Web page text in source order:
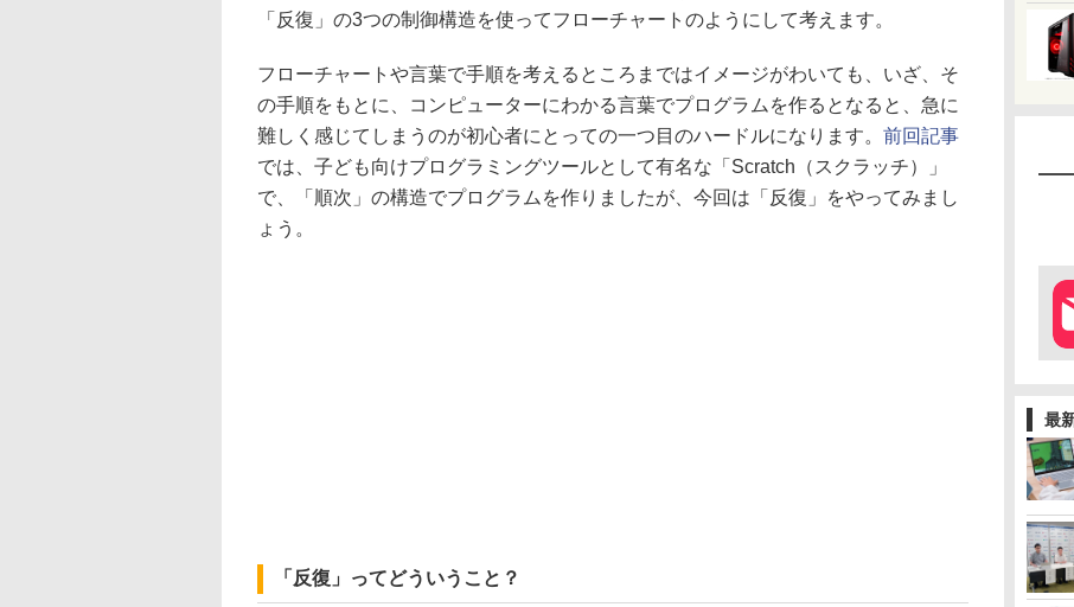
最
「反復」の3つの制御構造を使ってフローチャートのようにして考えます。
フローチャートや言葉で手順を考えるところまではイメージがわいても、いざ、そ
の手順をもとに、コンピューターにわかる言葉でプログラムを作るとなると、急に
難しく感じてしまうのが初心者にとっての一つ目のハードルになります。 前回記事
では、子ども向けプログラミングツールとして有名な「Scratch（スクラッチ）」
で、「順次」の構造でプログラムを作りましたが、今回は「反復」をやってみまし
ょう。
「反復」ってどういうこと？